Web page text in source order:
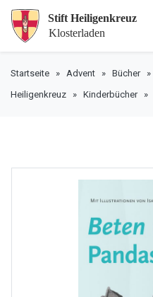
Startseite » Advent » Bücher»
Heiligenkreuz » Kinderbücher»